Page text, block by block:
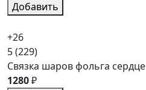
Добавить
+26
5(229)
Связка шаров фольга сердце
1280₽